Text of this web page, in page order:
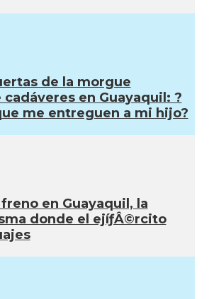
de la morgue
cadáveres en Guayaquil: ?
me entreguen a mi hijo?
en Guayaquil, la
donde el ejíƒÂ©rcito